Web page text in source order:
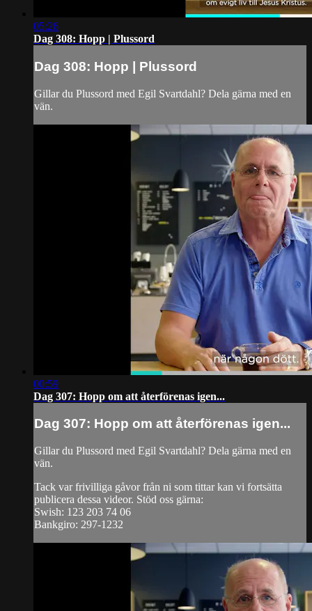
05:26
Dag 308: Hopp | Plussord
Dag 308: Hopp | Plussord
Gillar du Plussord med Egil Svartdahl? Dela gärna med en
vän.
00:59
Dag 307: Hopp om att återförenas igen...
Dag 307: Hopp om att återförenas igen...
Gillar du Plussord med Egil Svartdahl? Dela gärna med en
vän.
Tack var frivilliga gåvor från ni som tittar kan vi fortsätta
publicera dessa videor. Stöd oss gärna:
Swish: 123 203 74 06
Bankgiro: 297-1232